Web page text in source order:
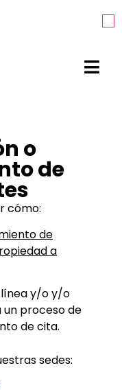
o
de
cómo:
de
a
y/oy/o
proceso de
de cita.
sedes: